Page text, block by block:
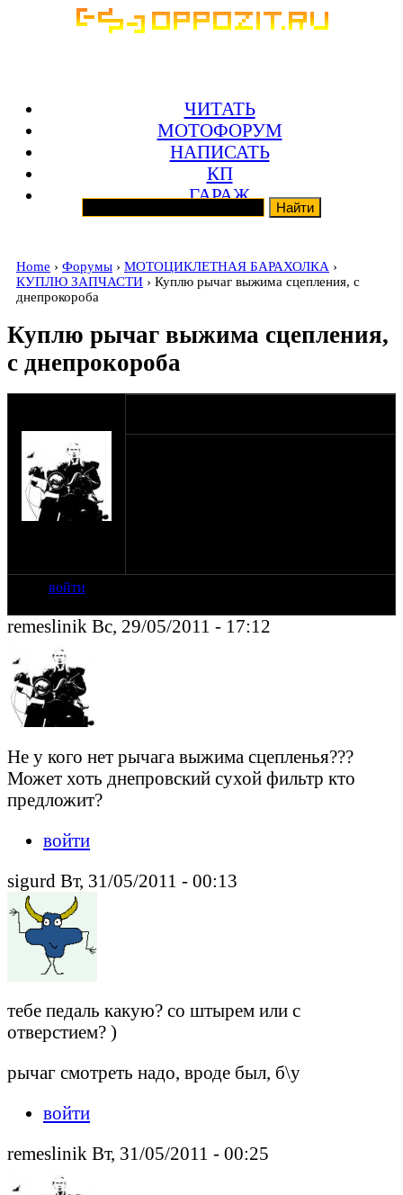
ЧИТАТЬ
МОТОФОРУМ
НАПИСАТЬ
КП
ГАРАЖ
Home › Форумы › МОТОЦИКЛЕТНАЯ БАРАХОЛКА ›
КУПЛЮ ЗАПЧАСТИ › Куплю рычаг выжима сцепления, с
днепрокороба
Куплю рычаг выжима сцепления,
с днепрокороба
войти
remeslinik Вс, 29/05/2011 - 17:12
Не у кого нет рычага выжима сцепленья???
Может хоть днепровский сухой фильтр кто
предложит?
войти
sigurd Вт, 31/05/2011 - 00:13
тебе педаль какую? со штырем или с
отверстием? )
рычаг смотреть надо, вроде был, б\у
войти
remeslinik Вт, 31/05/2011 - 00:25